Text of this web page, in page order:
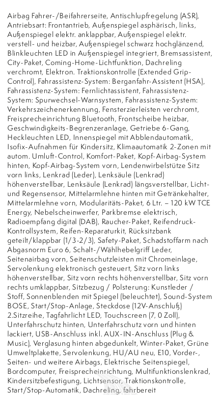
Airbag Fahrer-/Beifahrerseite, Antischlupfregelung (ASR),
Antriebsart: Frontantrieb, Außenspiegel asphärisch, links,
Außenspiegel elektr. anklappbar, Außenspiegel elektr.
verstell- und heizbar, Außenspiegel schwarz hochglänzend,
Blinkleuchten LED in Außenspiegel integriert, Bremsassistent,
City-Paket, Coming-Home-Lichtfunktion, Dachreling
verchromt, Elektron. Traktionskontrolle (Extended Grip-
Control), Fahrassistenz-System: Berganfahr-Assistent (HSA),
Fahrassistenz-System: Fernlichtassistent, Fahrassistenz-
System: Spurwechsel-Warnsystem, Fahrassistenz-System:
Verkehrszeichenerkennung, Fensterzierleisten verchromt,
Freisprecheinrichtung Bluetooth, Frontscheibe heizbar,
Geschwindigkeits-Begrenzeranlage, Getriebe 6-Gang,
Heckleuchten LED, Innenspiegel mit Abblendautomatik,
Isofix-Aufnahmen für Kindersitz, Klimaautomatik 2-Zonen mit
autom. Umluft-Control, Komfort-Paket, Kopf-Airbag-System
hinten, Kopf-Airbag-System vorn, Lendenwirbelstütze Sitz
vorn links, Lenkrad (Leder), Lenksäule (Lenkrad)
höhenverstellbar, Lenksäule (Lenkrad) längsverstellbar, Licht-
und Regensensor, Mittelarmlehne hinten mit Getränkehalter,
Mittelarmlehne vorn, Modularitäts-Paket, 6 Ltr. – 120 kW TCE
Energy, Nebelscheinwerfer, Parkbremse elektrisch,
Radioempfang digital (DAB), Raucher-Paket, Reifendruck-
Kontrollsystem, Reifen-Reparaturkit, Rücksitzbank
geteilt/klappbar (1/3-2/3), Safety-Paket, Schadstoffarm nach
Abgasnorm Euro 6, Schalt-/Wählhebelgriff Leder,
Seitenairbag vorn, Seitenschutzleisten mit Chromeinlage,
Servolenkung elektronisch gesteuert, Sitz vorn links
höhenverstellbar, Sitz vorn rechts höhenverstellbar, Sitz vorn
rechts umklappbar, Sitzbezug / Polsterung: Kunstleder /
Stoff, Sonnenblenden mit Spiegel (beleuchtet), Sound-System
BOSE, Start/Stop-Anlage, Steckdose (12V-Anschluß)
2.Sitzreihe, Tagfahrlicht LED, Touchscreen (7, 0 Zoll),
Unterfahrschutz hinten, Unterfahrschutz vorn und hinten
lackiert, USB-Anschluss inkl. AUX-IN-Anschluss (Plug &
Music), Verglasung hinten abgedunkelt, Winter-Paket, Grüne
Umweltplakette, Servolenkung, HU/AU neu, E10, Vorder-,
Seiten- und weitere Airbags, Elektrische Seitenspiegel,
Bordcomputer, Freisprecheinrichtung, Multifunktionslenkrad,
Kindersitzbefestigung, Lichtsensor, Traktionskontrolle,
Start/Stop-Automatik, Dachreling, fahrbereit